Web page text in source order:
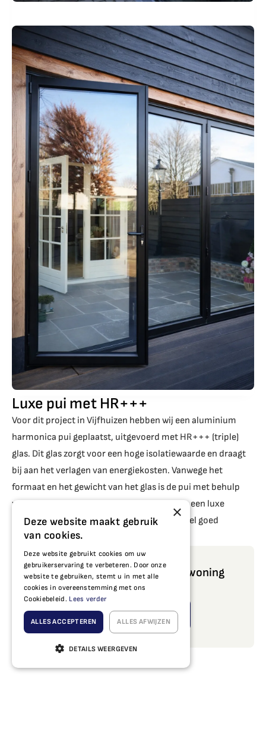
Luxe pui met HR+++
Voor dit project in Vijfhuizen hebben wij een aluminium
harmonica pui geplaatst, uitgevoerd met HR+++ (triple)
glas. Dit glas zorgt voor een hoge isolatiewaarde en draagt
bij aan het verlagen van energiekosten. Vanwege het
formaat en het gewicht van het glas is de pui met behulp
van een kraan gemonteerd. De klant wenste een luxe
uitstraling, waarvoor aluminium en dit profiel goed
aansloten bij de woning.
Benieuwd wat wij voor jouw woning
kunnen betekenen?
Offerte aanvragen
×
Deze website maakt gebruik
van cookies.
Deze website gebruikt cookies om uw
gebruikerservaring te verbeteren. Door onze
website te gebruiken, stemt u in met alle
cookies in overeenstemming met ons
Cookiebeleid. Lees verder
ALLES ACCEPTEREN ALLES AFWIJZEN
DETAILS WEERGEVEN